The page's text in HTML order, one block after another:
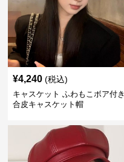
¥4,240 (税込)
キャスケット ふわもこボア付き
合皮キャスケット帽